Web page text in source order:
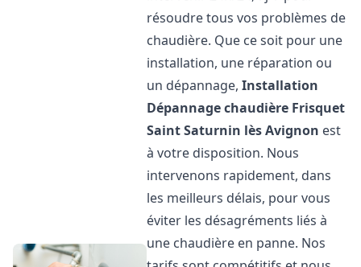
résoudre tous vos problèmes de
chaudière. Que ce soit pour une
installation, une réparation ou
un dépannage,Installation
Dépannage chaudière Frisquet
Saint Saturnin lès Avignon est
à votre disposition. Nous
intervenons rapidement, dans
les meilleurs délais, pour vous
éviter les désagréments liés à
une chaudière en panne. Nos